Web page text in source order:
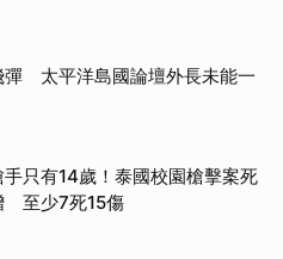
彈 太平洋島國論壇外長未能一
手只有14歲！泰國校園槍擊案死
至少7死15傷